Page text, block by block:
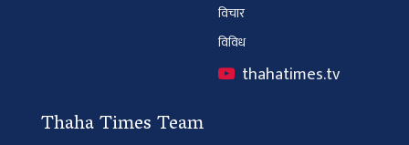
विचार
विविध
thahatimes.tv
Thaha Times Team